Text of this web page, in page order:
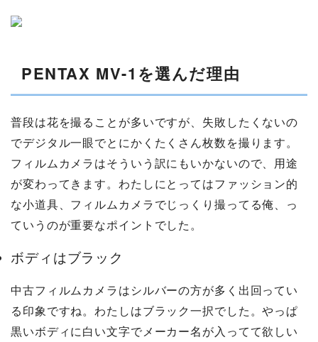
PENTAX MV-1を選んだ理由
普段は花を撮ることが多いですが、失敗したくないの
でデジタル一眼でとにかくたくさん枚数を撮ります。
フィルムカメラはそういう訳にもいかないので、用途
が変わってきます。わたしにとってはファッション的
な小道具、フィルムカメラでじっくり撮ってる俺、っ
ていうのが重要なポイントでした。
ボディはブラック
中古フィルムカメラはシルバーの方が多く出回ってい
る印象ですね。わたしはブラック一択でした。やっぱ
黒いボディに白い文字でメーカー名が入ってて欲しい